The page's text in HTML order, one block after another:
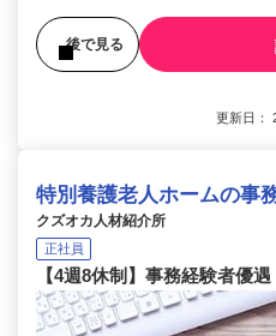
後で見る
更新日：
特別養護老人ホームの事
クズオカ人材紹介所
正社員
【4週8休制】事務経験者優